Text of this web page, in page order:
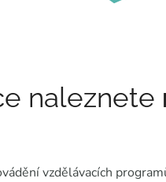
naleznete
vzdělávacích